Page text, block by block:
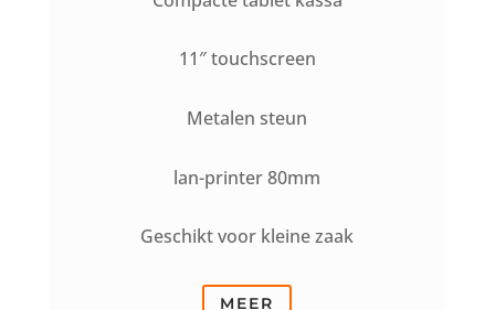
11″ touchscreen
Metalen steun
lan-printer 80mm
Geschikt voor kleine zaak
MEER